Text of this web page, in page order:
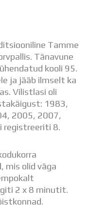
Tamme
Tänavune
kooli 95.
ja jääb ilmselt ka
Vilistlasi oli
1983,
2005, 2007,
registreeriti 8.
mis olid väga
2 x 8 minutit.